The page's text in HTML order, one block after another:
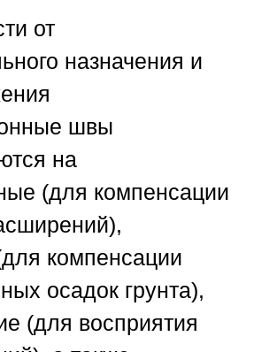
от
назначения и
швы
на
(для компенсации
компенсации
осадок грунта),
(для восприятия